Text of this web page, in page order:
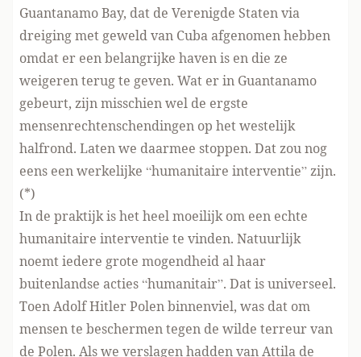
Guantanamo Bay, dat de Verenigde Staten via
dreiging met geweld van Cuba afgenomen hebben
omdat er een belangrijke haven is en die ze
weigeren terug te geven. Wat er in Guantanamo
gebeurt, zijn misschien wel de ergste
mensenrechtenschendingen op het westelijk
halfrond. Laten we daarmee stoppen. Dat zou nog
eens een werkelijke “humanitaire interventie” zijn.
(*)
In de praktijk is het heel moeilijk om een echte
humanitaire interventie te vinden. Natuurlijk
noemt iedere grote mogendheid al haar
buitenlandse acties “humanitair”. Dat is universeel.
Toen Adolf Hitler Polen binnenviel, was dat om
mensen te beschermen tegen de wilde terreur van
de Polen. Als we verslagen hadden van Attila de